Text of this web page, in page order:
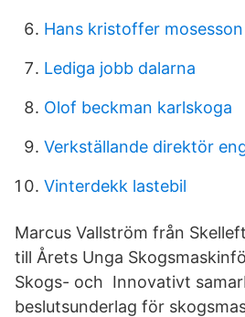
Hans kristoffer mosesson
Lediga jobb dalarna
Olof beckman karlskoga
Verkställande direktör
Vinterdekk lastebil
Marcus Vallström från
till Årets Unga
Skogs- och Innovativt
beslutsunderlag för